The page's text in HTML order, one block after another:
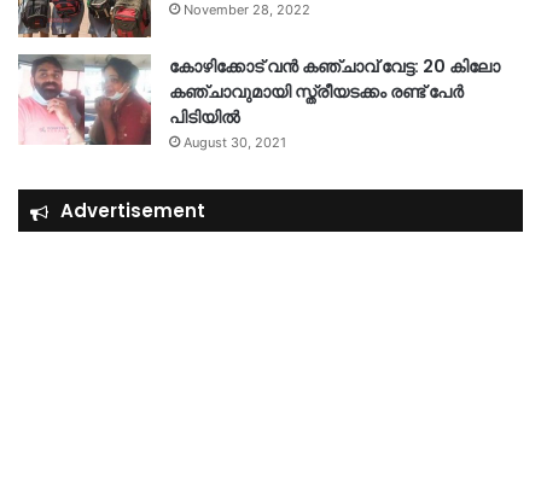
November 28, 2022
കോഴിക്കോട് വൻ കഞ്ചാവ് വേട്ട: 20 കിലോ
കഞ്ചാവുമായി സ്ത്രീയടക്കം രണ്ട് പേർ
പിടിയിൽ
August 30, 2021
Advertisement